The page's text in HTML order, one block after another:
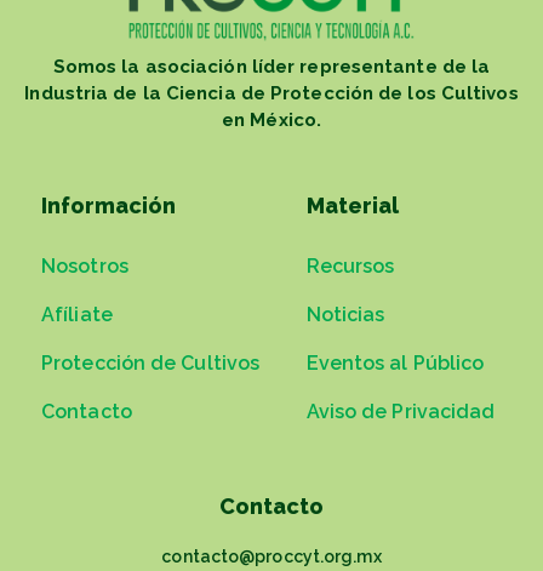
Somos la asociación líder representante de la
Industria de la Ciencia de Protección de los Cultivos
en México.
Información
Nosotros
Afíliate
Protección de Cultivos
Contacto
Material
Recursos
Noticias
Eventos al Público
Aviso de Privacidad
Contacto
contacto@proccyt.org.mx